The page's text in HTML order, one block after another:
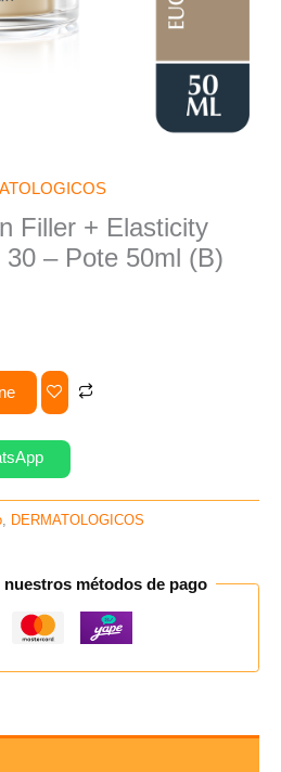
Filler + Elasticity
– Pote 50ml (B)
, DERMATOLOGICOS
nuestros métodos de pago